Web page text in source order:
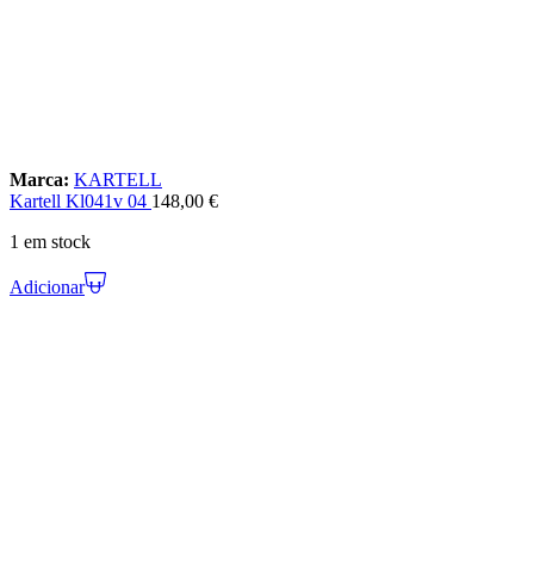
Marca: KARTELL
Kartell Kl041v 04 148,00 €
1 em stock
Adicionar